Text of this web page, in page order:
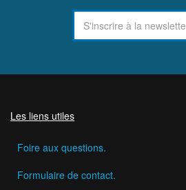
Les liens utiles
Foire aux questions.
Formulaire de contact.